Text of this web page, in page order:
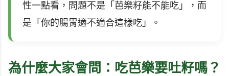
性一點看，問題不是「芭樂籽能不能吃」，而
是「你的腸胃適不適合這樣吃」。
為什麼大家會問：吃芭樂要吐籽嗎？